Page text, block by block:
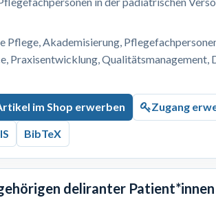
Pflege, Akademisierung,
Praxisentwicklung, Qualitätsmanagement,
im Shop erwerben Zugang
BibTeX
deliranter